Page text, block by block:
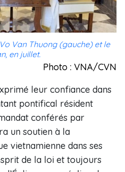
Van Thuong (gauche) et le
en juillet.
Photo : VNA/CVN
leur confiance dans
pontifical résident
conférés par
un soutien à la
vietnamienne dans ses
de la loi et toujours